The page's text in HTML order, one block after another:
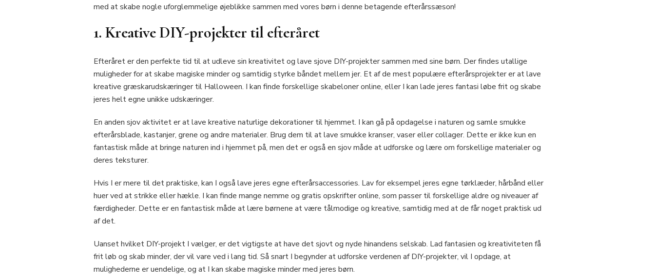
med at skabe nogle uforglemmelige øjeblikke sammen med vores børn i denne betagende efterårssæson!
1. Kreative DIY-projekter til efteråret
Efteråret er den perfekte tid til at udleve sin kreativitet og lave sjove DIY-projekter sammen med sine børn. Der findes utallige
muligheder for at skabe magiske minder og samtidig styrke båndet mellem jer. Et af de mest populære efterårsprojekter er at lave
kreative græskarudskæringer til Halloween. I kan finde forskellige skabeloner online, eller I kan lade jeres fantasi løbe frit og skabe
jeres helt egne unikke udskæringer.
En anden sjov aktivitet er at lave kreative naturlige dekorationer til hjemmet. I kan gå på opdagelse i naturen og samle smukke
efterårsblade, kastanjer, grene og andre materialer. Brug dem til at lave smukke kranser, vaser eller collager. Dette er ikke kun en
fantastisk måde at bringe naturen ind i hjemmet på, men det er også en sjov måde at udforske og lære om forskellige materialer og
deres teksturer.
Hvis I er mere til det praktiske, kan I også lave jeres egne efterårsaccessories. Lav for eksempel jeres egne tørklæder, hårbånd eller
huer ved at strikke eller hækle. I kan finde mange nemme og gratis opskrifter online, som passer til forskellige aldre og niveauer af
færdigheder. Dette er en fantastisk måde at lære børnene at være tålmodige og kreative, samtidig med at de får noget praktisk ud
af det.
Uanset hvilket DIY-projekt I vælger, er det vigtigste at have det sjovt og nyde hinandens selskab. Lad fantasien og kreativiteten få
frit løb og skab minder, der vil vare ved i lang tid. Så snart I begynder at udforske verdenen af DIY-projekter, vil I opdage, at
mulighederne er uendelige, og at I kan skabe magiske minder med jeres børn.